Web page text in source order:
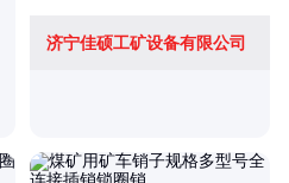
济宁佳硕工矿设备有限公司